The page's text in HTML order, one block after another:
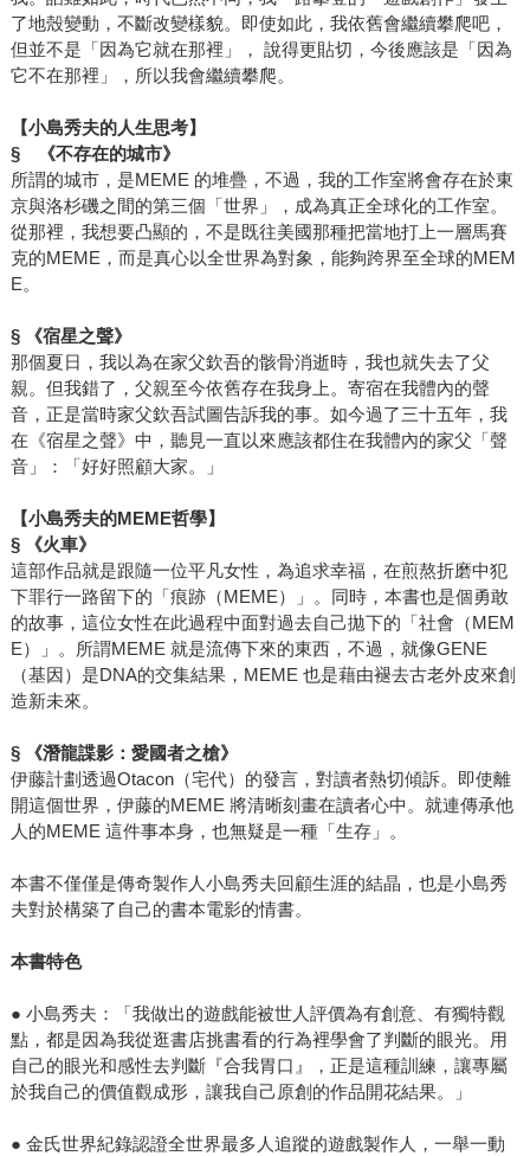
了地殼變動，不斷改變樣貌。即使如此，我依舊會繼續攀爬吧，
但並不是「因為它就在那裡」， 說得更貼切，今後應該是「因為
它不在那裡」，所以我會繼續攀爬。
【小島秀夫的人生思考】
§《不存在的城市》
所謂的城市，是MEME 的堆疊，不過，我的工作室將會存在於東
京與洛杉磯之間的第三個「世界」，成為真正全球化的工作室。
從那裡，我想要凸顯的，不是既往美國那種把當地打上一層馬賽
克的MEME，而是真心以全世界為對象，能夠跨界至全球的MEM
E。
§
《宿星之聲》
那個夏日，我以為在家父欽吾的骸骨消逝時，我也就失去了父
親。但我錯了，父親至今依舊存在我身上。寄宿在我體內的聲
音，正是當時家父欽吾試圖告訴我的事。如今過了三十五年，我
在《宿星之聲》中，聽見一直以來應該都住在我體內的家父「聲
音」：「好好照顧大家。」
【小島秀夫的MEME哲學】
§
《火車》
這部作品就是跟隨一位平凡女性，為追求幸福，在煎熬折磨中犯
下罪行一路留下的「痕跡（MEME）」。同時，本書也是個勇敢
的故事，這位女性在此過程中面對過去自己拋下的「社會（MEM
E）」。所謂MEME 就是流傳下來的東西，不過，就像GENE
（基因）是DNA的交集結果，MEME 也是藉由褪去古老外皮來創
造新未來。
§
《潛龍諜影：愛國者之槍》
伊藤計劃透過Otacon（宅代）的發言，對讀者熱切傾訴。即使離
開這個世界，伊藤的MEME 將清晰刻畫在讀者心中。就連傳承他
人的MEME 這件事本身，也無疑是一種「生存」。
本書不僅僅是傳奇製作人小島秀夫回顧生涯的結晶，也是小島秀
夫對於構築了自己的書本電影的情書。
本書特色
● 小島秀夫：「我做出的遊戲能被世人評價為有創意、有獨特觀
點，都是因為我從逛書店挑書看的行為裡學會了判斷的眼光。用
自己的眼光和感性去判斷『合我胃口』，正是這種訓練，讓專屬
於我自己的價值觀成形，讓我自己原創的作品開花結果。」
● 金氏世界紀錄認證全世界最多人追蹤的遊戲製作人，一舉一動